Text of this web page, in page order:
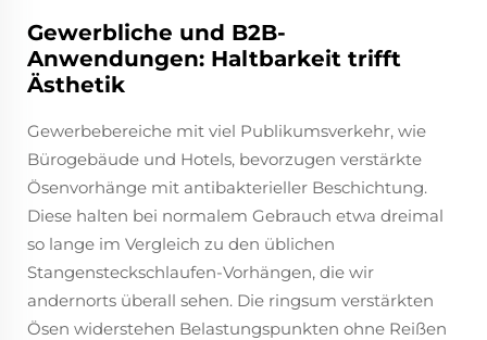
Gewerbliche und B2B-
Anwendungen: Haltbarkeit trifft
Ästhetik
Gewerbebereiche mit viel Publikumsverkehr, wie
Bürogebäude und Hotels, bevorzugen verstärkte
Ösenvorhänge mit antibakterieller Beschichtung.
Diese halten bei normalem Gebrauch etwa dreimal
so lange im Vergleich zu den üblichen
Stangensteckschlaufen-Vorhängen, die wir
andernorts überall sehen. Die ringsum verstärkten
Ösen widerstehen Belastungspunkten ohne Reißen